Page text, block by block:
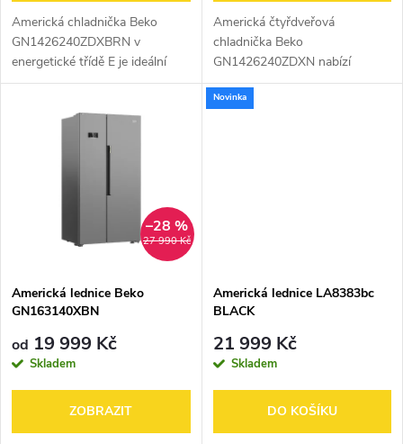
d
u
d
u
Americká chladnička Beko
GN1426240ZDXBRN v
energetické třídě E je ideální
volbou pro ty, kteří hledají
technologií a úspory energie.
Nabízí velkorysý objem...
Americká čtyřdveřová
chladnička Beko
GN1426240ZDXN nabízí
prostorný objem 369 litrů pro
chladničku a 196 litrů pro
27 990 Kč
–28 %
Americká lednice Beko
GN163140XBN
od 19 999 Kč
Skladem
ZOBRAZIT
Novinka
Americká lednice LA8383bc
BLACK
21 999 Kč
Skladem
DO KOŠÍKU